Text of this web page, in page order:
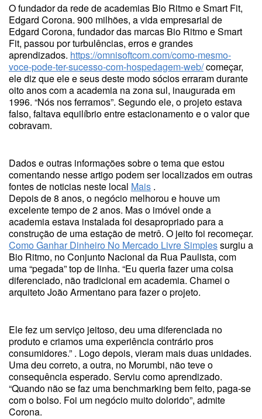
O fundador da rede de academias Bio Ritmo e Smart Fit,
Edgard Corona. 900 milhões, a vida empresarial de
Edgard Corona, fundador das marcas Bio Ritmo e Smart
Fit, passou por turbulências, erros e grandes
aprendizados. https://omnisoftcom.com/como-mesmo-
voce-pode-ter-sucesso-com-hospedagem-web/começar,
ele diz que ele e seus deste modo sócios erraram durante
oito anos com a academia na zona sul, inaugurada em
1996. “Nós nos ferramos”. Segundo ele, o projeto estava
falso, faltava equilíbrio entre estacionamento e o valor que
cobravam.
Dados e outras informações sobre o tema que estou
comentando nesse artigo podem ser localizados em outras
fontes de noticias neste local Mais .
Depois de 8 anos, o negócio melhorou e houve um
excelente tempo de 2 anos. Mas o imóvel onde a
academia estava instalada foi desapropriado para a
construção de uma estação de metrô. O jeito foi recomeçar.
Como Ganhar Dinheiro No Mercado Livre Simplessurgiu a
Bio Ritmo, no Conjunto Nacional da Rua Paulista, com
uma “pegada” top de linha. “Eu queria fazer uma coisa
diferenciado, não tradicional em academia. Chamei o
arquiteto João Armentano para fazer o projeto.
Ele fez um serviço jeitoso, deu uma diferenciada no
produto e criamos uma experiência contrário pros
consumidores.” . Logo depois, vieram mais duas unidades.
Uma deu correto, a outra, no Morumbi, não teve o
consequência esperado. Serviu como aprendizado.
“Quando não se faz uma benchmarking bem feito, paga-se
com o bolso. Foi um negócio muito dolorido”, admite
Corona.